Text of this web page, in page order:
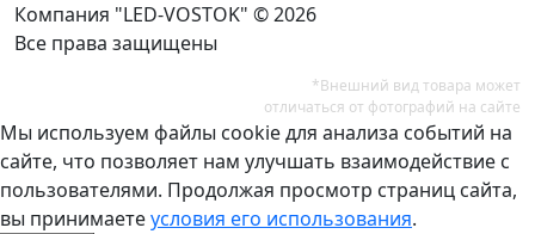
Компания "LED-VOSTOK" © 2026
Все права защищены
*Внешний вид товара может
отличаться от фотографий на сайте
Мы используем файлы cookie для анализа событий на
сайте, что позволяет нам улучшать взаимодействие с
пользователями. Продолжая просмотр страниц сайта,
вы принимаетеусловия его использования.